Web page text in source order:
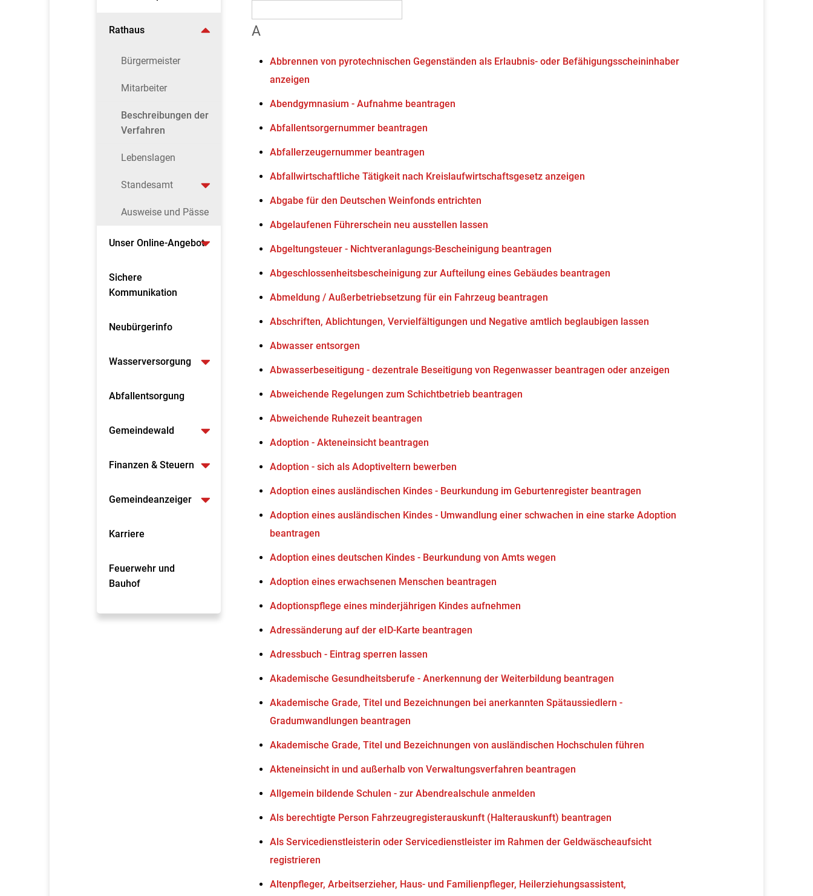
Rathaus
Bürgermeister
Mitarbeiter
Beschreibungen der
Verfahren
Lebenslagen
Standesamt
Ausweise und Pässe
Unser Online-Angebot
Sichere
Kommunikation
Neubürgerinfo
Wasserversorgung
Abfallentsorgung
Gemeindewald
Finanzen & Steuern
Gemeindeanzeiger
Karriere
Feuerwehr und
Bauhof
A
Abbrennen von pyrotechnischen Gegenständen als Erlaubnis- oder Befähigungsscheininhaber
anzeigen
Abendgymnasium - Aufnahme beantragen
Abfallentsorgernummer beantragen
Abfallerzeugernummer beantragen
Abfallwirtschaftliche Tätigkeit nach Kreislaufwirtschaftsgesetz anzeigen
Abgabe für den Deutschen Weinfonds entrichten
Abgelaufenen Führerschein neu ausstellen lassen
Abgeltungsteuer - Nichtveranlagungs-Bescheinigung beantragen
Abgeschlossenheitsbescheinigung zur Aufteilung eines Gebäudes beantragen
Abmeldung / Außerbetriebsetzung für ein Fahrzeug beantragen
Abschriften, Ablichtungen, Vervielfältigungen und Negative amtlich beglaubigen lassen
Abwasser entsorgen
Abwasserbeseitigung - dezentrale Beseitigung von Regenwasser beantragen oder anzeigen
Abweichende Regelungen zum Schichtbetrieb beantragen
Abweichende Ruhezeit beantragen
Adoption - Akteneinsicht beantragen
Adoption - sich als Adoptiveltern bewerben
Adoption eines ausländischen Kindes - Beurkundung im Geburtenregister beantragen
Adoption eines ausländischen Kindes - Umwandlung einer schwachen in eine starke Adoption
beantragen
Adoption eines deutschen Kindes - Beurkundung von Amts wegen
Adoption eines erwachsenen Menschen beantragen
Adoptionspflege eines minderjährigen Kindes aufnehmen
Adressänderung auf der eID-Karte beantragen
Adressbuch - Eintrag sperren lassen
Akademische Gesundheitsberufe - Anerkennung der Weiterbildung beantragen
Akademische Grade, Titel und Bezeichnungen bei anerkannten Spätaussiedlern -
Gradumwandlungen beantragen
Akademische Grade, Titel und Bezeichnungen von ausländischen Hochschulen führen
Akteneinsicht in und außerhalb von Verwaltungsverfahren beantragen
Allgemein bildende Schulen - zur Abendrealschule anmelden
Als berechtigte Person Fahrzeugregisterauskunft (Halterauskunft) beantragen
Als Servicedienstleisterin oder Servicedienstleister im Rahmen der Geldwäscheaufsicht
registrieren
Altenpfleger, Arbeitserzieher, Haus- und Familienpfleger, Heilerziehungsassistent,